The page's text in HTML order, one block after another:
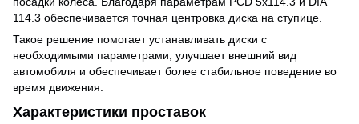
114.3 обеспечивается точная центровка диска на ступице.
Такое решение помогает устанавливать диски с
необходимыми параметрами, улучшает внешний вид
автомобиля и обеспечивает более стабильное поведение во
время движения.
Характеристики проставок